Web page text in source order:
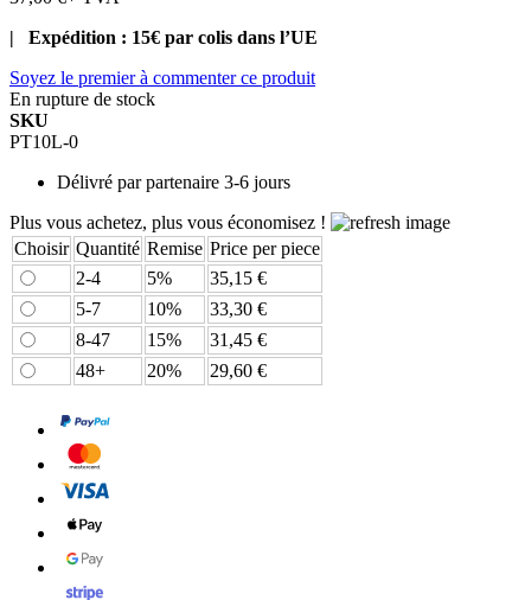
| Expédition : 15€ par colis dans l’UE
Soyez le premier à commenter ce produit
En rupture de stock
SKU
PT10L-0
Délivré par partenaire 3-6 jours
Plus vous achetez, plus vous économisez !
Choisir Quantité Remise Price per piece
2-4
5%
35,15 €
5-7
10%
33,30 €
8-47
15%
31,45 €
48+
20% 29,60 €